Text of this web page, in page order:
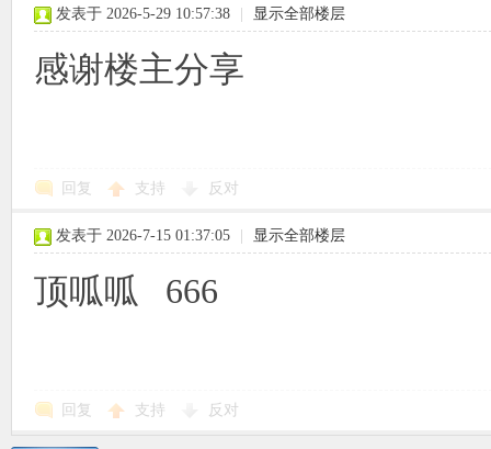
发表于 2026-5-29 10:57:38 显示全部楼层
感谢楼主分享
回复 支持 反对
发表于 2026-7-15 01:37:05 显示全部楼层
顶呱呱 666
回复 支持 反对